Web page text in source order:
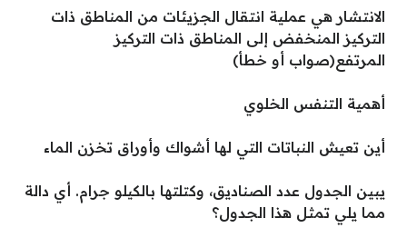
الانتشار هي عملية انتقال الجزيئات من المناطق ذات
التركيز المنخفض إلى المناطق ذات التركيز
المرتفع(صواب أو خطأ)
أهمية التنفس الخلوي
أين تعيش النباتات التي لها أشواك وأوراق تخزن الماء
يبين الجدول عدد الصناديق، وكتلتها بالكيلو جرام. أي دالة
مما يلي تمثل هذا الجدول؟